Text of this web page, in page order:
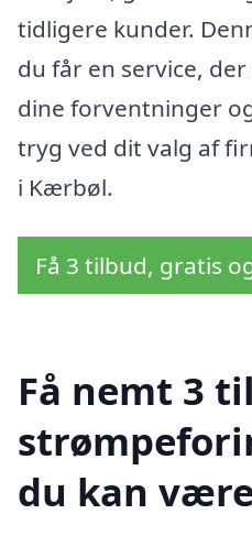
tidligere kunder.
du får en service,
dine forventninger
tryg ved dit valg af
i Kærbøl.
Få 3 tilbud, gratis
Få nemt 3
du kan